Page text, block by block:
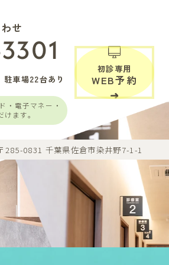
せ
駐車場22台あり
・電子マネー・
ます。
初診専用
WEB予約
285-0831 千葉県佐倉市染井野7-1-1